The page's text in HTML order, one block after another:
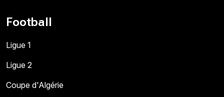
Football
Ligue 1
Ligue 2
Coupe d'Algérie